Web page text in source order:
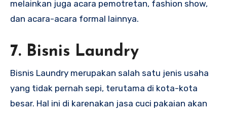
melainkan juga acara pemotretan, fashion show,
dan acara-acara formal lainnya.
7. Bisnis Laundry
Bisnis Laundry merupakan salah satu jenis usaha
yang tidak pernah sepi, terutama di kota-kota
besar. Hal ini di karenakan jasa cuci pakaian akan